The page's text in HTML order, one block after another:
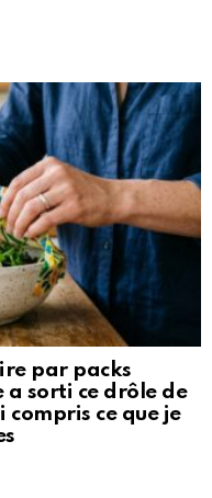
par packs
a sorti ce drôle de
compris ce que je